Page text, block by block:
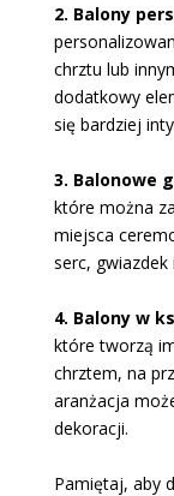
2. Balony
chrztu lub
dodatkowy
się bardziej
3. Balonowe
które można
miejsca
serc,
4. Balony w
które tworzą
chrztem, na
aranżacja
dekoracji.
Pamiętaj, aby